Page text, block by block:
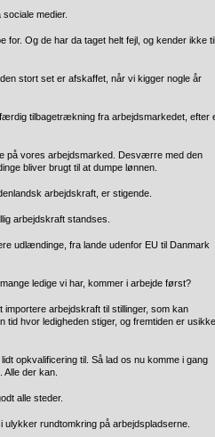
medier.
for. Og de har da taget helt fejl, og kender ikke til
stort set er afskaffet, når vi kigger nogle år
tilbagetrækning fra arbejdsmarkedet, efter
på vores arbejdsmarked. Desværre med den
bliver brugt til at dumpe lønnen.
arbejdskraft, er stigende.
arbejdskraft standses.
udlændinge, fra lande udenfor EU til Danmark
ledige vi har, kommer i arbejde først?
arbejdskraft til stillinger, som kan
tid hvor ledigheden stiger, og fremtiden er
opkvalificering til. Så lad os nu komme i gang
der kan.
alle steder.
rundtomkring på arbejdspladserne.